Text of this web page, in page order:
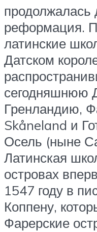
продолжалась
реформация.
латинские
Датском
сегодняшнюю
Гренландию,
Skåneland и
Осель (ныне
Латинская
островах
1547 году в
Коппену,
Фарерские